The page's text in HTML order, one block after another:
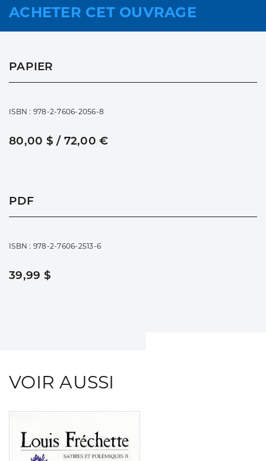
ACHETER CET OUVRAGE
PAPIER
ISBN : 978-2-7606-2056-8
80,00 $ / 72,00 €
PDF
ISBN : 978-2-7606-2513-6
39,99 $
VOIR AUSSI